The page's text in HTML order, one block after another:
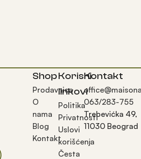
Shop
Prodavnica
O
nama
Blog
Kontakt
Korisni
linkovi
Politika
Privatnosti
Uslovi
korišćenja
Česta
Kontakt
063/283-755
Trebevićka 49,
11030 Beograd